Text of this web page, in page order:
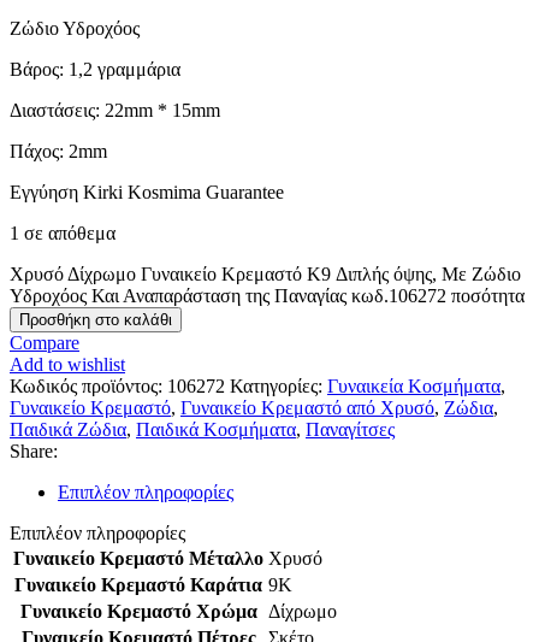
Ζώδιο Υδροχόος
Βάρος: 1,2 γραμμάρια
Διαστάσεις: 22mm * 15mm
Πάχος: 2mm
Εγγύηση Kirki Kosmima Guarantee
1 σε απόθεμα
Χρυσό Δίχρωμο Γυναικείο Κρεμαστό K9 Διπλής όψης, Με Ζώδιο
Υδροχόος Και Αναπαράσταση της Παναγίας κωδ.106272 ποσότητα
Προσθήκη στο καλάθι
Compare
Add to wishlist
Κωδικός προϊόντος: 106272 Κατηγορίες: Γυναικεία Κοσμήματα,
Γυναικείο Κρεμαστό, Γυναικείο Κρεμαστό από Χρυσό, Ζώδια,
Παιδικά Ζώδια, Παιδικά Κοσμήματα, Παναγίτσες
Share:
Επιπλέον πληροφορίες
Επιπλέον πληροφορίες
Γυναικείο Κρεμαστό Μέταλλο Χρυσό
Γυναικείο Κρεμαστό Καράτια 9Κ
Γυναικείο Κρεμαστό Χρώμα
Δίχρωμο